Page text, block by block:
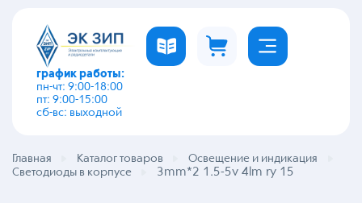
график работы:
пн-чт: 9:00-18:00
пт: 9:00-15:00
сб-вс: выходной
Главная Каталог товаров
Освещение и индикация
Светодиоды в корпусе
3mm*2 1.5-5v 4lm ry 15